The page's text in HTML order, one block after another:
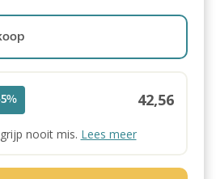
42,56
nooit mis. Lees meer